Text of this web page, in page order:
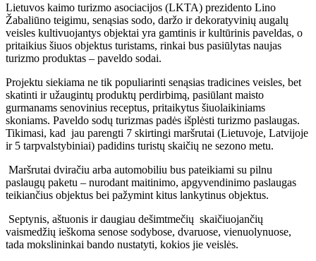
Lietuvos kaimo turizmo asociacijos (LKTA) prezidento Lino
Žabaliūno teigimu, senąsias sodo, daržo ir dekoratyvinių augalų
veisles kultivuojantys objektai yra gamtinis ir kultūrinis paveldas, o
pritaikius šiuos objektus turistams, rinkai bus pasiūlytas naujas
turizmo produktas – paveldo sodai.
Projektu siekiama ne tik populiarinti senąsias tradicines veisles, bet
skatinti ir užaugintų produktų perdirbimą, pasiūlant maisto
gurmanams senovinius receptus, pritaikytus šiuolaikiniams
skoniams. Paveldo sodų turizmas padės išplėsti turizmo paslaugas.
Tikimasi, kad jau parengti 7 skirtingi maršrutai (Lietuvoje, Latvijoje
ir 5 tarpvalstybiniai) padidins turistų skaičių ne sezono metu.
Maršrutai dviračiu arba automobiliu bus pateikiami su pilnu
paslaugų paketu – nurodant maitinimo, apgyvendinimo paslaugas
teikiančius objektus bei pažymint kitus lankytinus objektus.
Septynis, aštuonis ir daugiau dešimtmečių skaičiuojančių
vaismedžių ieškoma senose sodybose, dvaruose, vienuolynuose,
tada mokslininkai bando nustatyti, kokios jie veislės.